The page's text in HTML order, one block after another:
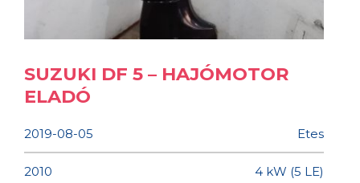
SUZUKI DF 5 – HAJÓMOTOR
ELADÓ
2019-08-05 Etes
2010 4 kW (5 LE)